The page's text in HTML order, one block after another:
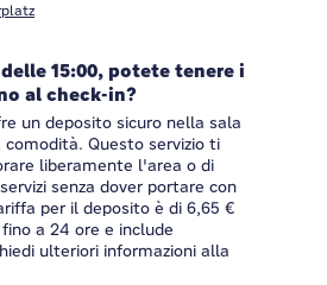
15:00, potete tenere i
al check-in?
un deposito sicuro nella sala
Questo servizio ti
liberamente l'area o di
senza dover portare con
per il deposito è di 6,65 €
a 24 ore e include
ulteriori informazioni alla